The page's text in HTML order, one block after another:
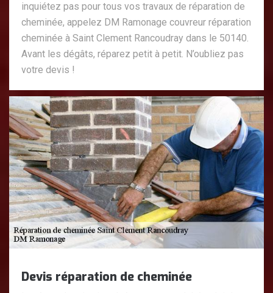
inquiétez pas pour tous vos travaux de réparation de
cheminée, appelez DM Ramonage couvreur réparation
cheminée à Saint Clement Rancoudray dans le 50140.
Avant les dégâts, réparez petit à petit. N’oubliez pas
votre devis !
Devis réparation de cheminée